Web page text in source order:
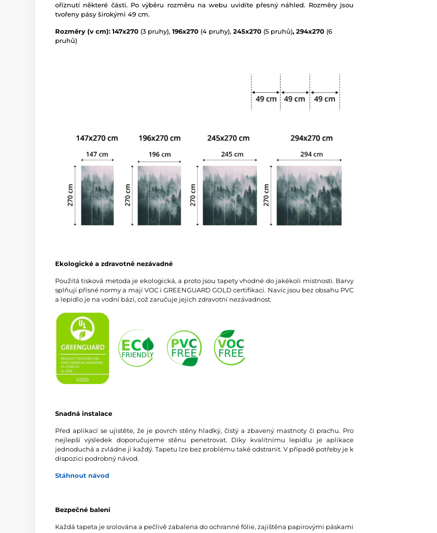
oříznutí některé části. Po výběru rozměru na webu uvidíte přesný náhled. Rozměry jsou
tvořeny pásy širokými 49 cm.
Rozměry (v cm): 147x270 (3 pruhy), 196x270 (4 pruhy), 245x270 (5 pruhů), 294x270 (6
pruhů)
Ekologické a zdravotně nezávadné
Použitá tisková metoda je ekologická, a proto jsou tapety vhodné do jakékoli místnosti. Barvy
splňují přísné normy a mají VOC i GREENGUARD GOLD certifikaci. Navíc jsou bez obsahu PVC
a lepidlo je na vodní bázi, což zaručuje jejich zdravotní nezávadnost.
Snadná instalace
Před aplikací se ujistěte, že je povrch stěny hladký, čistý a zbavený mastnoty či prachu. Pro
nejlepší výsledek doporučujeme stěnu penetrovat. Díky kvalitnímu lepidlu je aplikace
jednoduchá a zvládne ji každý. Tapetu lze bez problému také odstranit. V případě potřeby je k
dispozici podrobný návod.
Stáhnout návod
Bezpečné balení
Každá tapeta je srolována a pečlivě zabalena do ochranné fólie, zajištěna papírovými páskami